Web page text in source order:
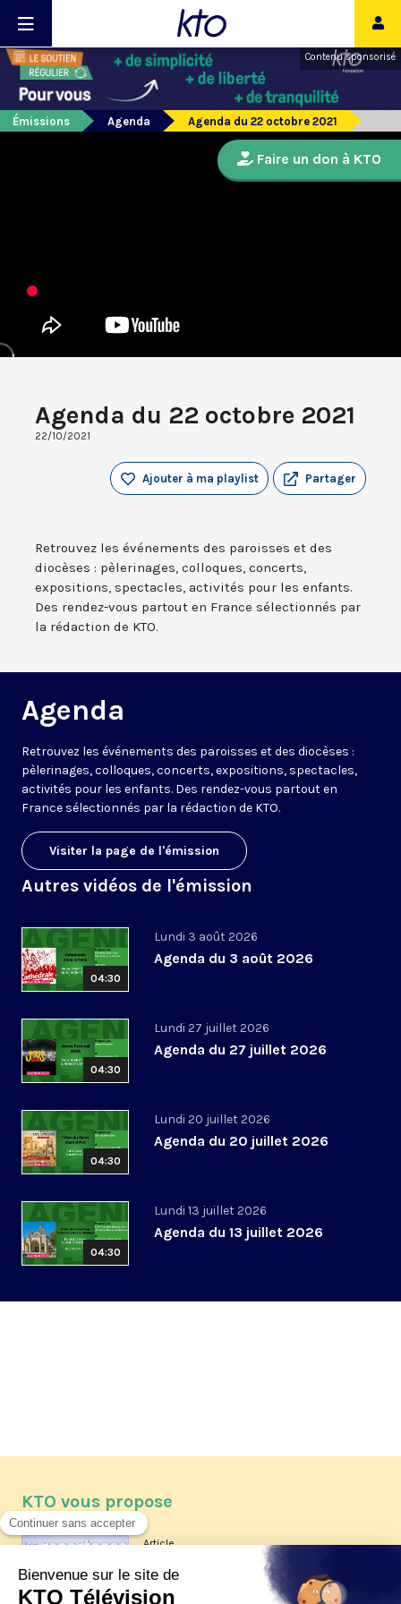
Contenu sponsorisé
Émissions Agenda Agenda du 22 octobre 2021
Agenda du 22 octobre 2021
22/10/2021
Partager
Ajouter à ma playlist
Retrouvez les événements des paroisses et des
diocèses : pèlerinages, colloques, concerts,
expositions, spectacles, activités pour les enfants.
Des rendez-vous partout en France sélectionnés par
la rédaction de KTO.
Agenda
Retrouvez les événements des paroisses et des diocèses :
pèlerinages, colloques, concerts, expositions, spectacles,
activités pour les enfants. Des rendez-vous partout en
France sélectionnés par la rédaction de KTO.
Visiter la page de l'émission
Autres vidéos de l'émission
04:30
Lundi 3 août 2026
Agenda du 3 août 2026
04:30
Lundi 27 juillet 2026
Agenda du 27 juillet 2026
04:30
Lundi 20 juillet 2026
Agenda du 20 juillet 2026
04:30
Lundi 13 juillet 2026
Agenda du 13 juillet 2026
Faire un don à KTO
KTO vous propose
Article
Les reportages d'été 2026 de KTO